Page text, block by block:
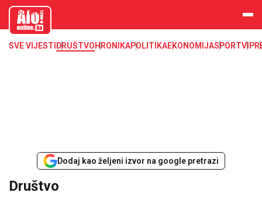
aloonline.b
SVE VIJESTI DRUŠTVOHRONIKAPOLITIKAEKONOMIJASPORTVIP
Dodaj kao željeni izvor na google pretrazi
Društvo